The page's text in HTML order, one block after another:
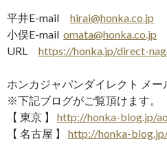
平井E-mail hirai@honka.co.jp
小俣E-mail omata@honka.co.jp
URL https://honka.jp/direct-
ホンカジャパンダイレクト メー
※下記ブログがご覧頂けます。
【 東京 】 http://honka-blog.jp/
【 名古屋 】 http://honka-